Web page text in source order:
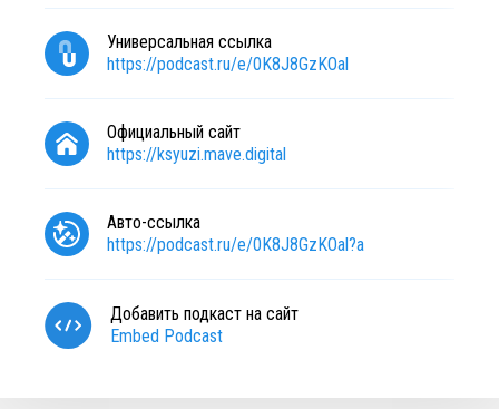
Универсальная ссылка
https://podcast.ru/e/0K8J8GzKOal
Официальный сайт
https://ksyuzi.mave.digital
Авто-ссылка
https://podcast.ru/e/0K8J8GzKOal?a
Добавить подкаст на сайт
Embed Podcast